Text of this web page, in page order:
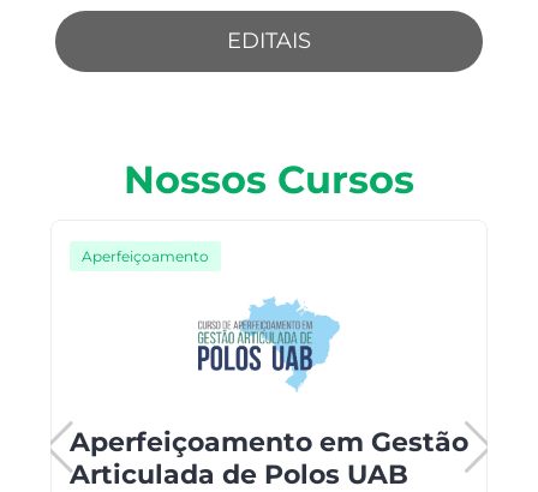
EDITAIS
Nossos Cursos
Aperfeiçoamento
Aperfeiçoamento em Gestão
Articulada de Polos UAB